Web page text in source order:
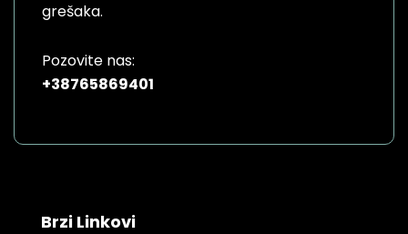
grešaka.
Pozovite nas:
+38765869401
Brzi Linkovi